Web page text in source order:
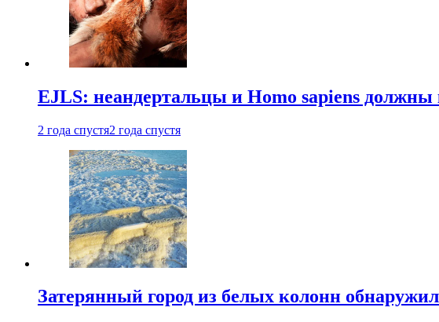
EJLS: неандертальцы и Homo sapiens
2 года спустя2 года спустя
Затерянный город из белых колонн